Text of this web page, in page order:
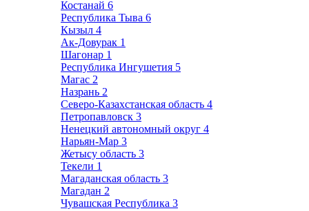
Костанай 6
Республика Тыва 6
Кызыл 4
Ак-Довурак 1
Шагонар 1
Республика Ингушетия 5
Магас 2
Назрань 2
Северо-Казахстанская область 4
Петропавловск 3
Ненецкий автономный округ 4
Нарьян-Мар 3
Жетысу область 3
Текели 1
Магаданская область 3
Магадан 2
Чувашская Республика 3